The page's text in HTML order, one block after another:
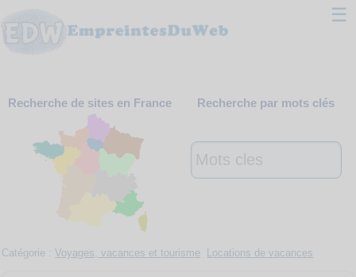
☰
Webmaster
Contact
Support
Recherche de sites en France Recherche par mots clés
Catégorie :Voyages, vacances et tourisme Locations de vacances